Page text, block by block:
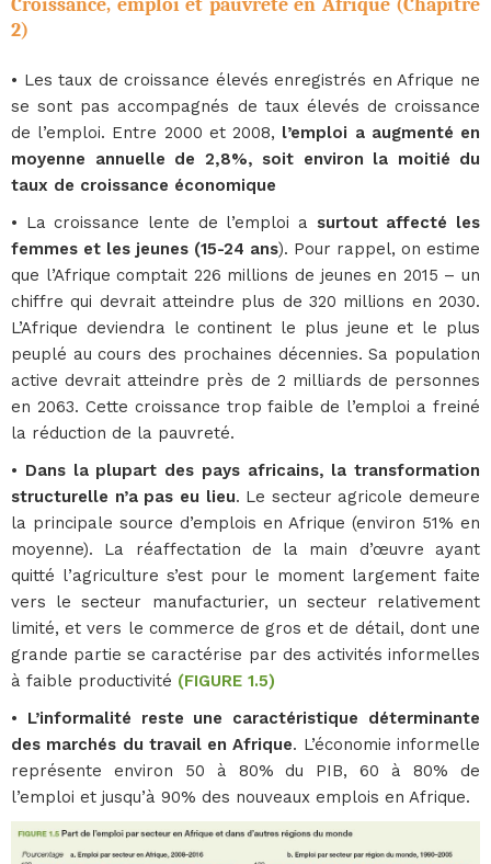
2)
• Les taux de croissance élevés enregistrés en Afrique ne
se sont pas accompagnés de taux élevés de croissance
de l’emploi. Entre 2000 et 2008, l’emploi a augmenté en
moyenne annuelle de 2,8%, soit environ la moitié du
taux de croissance économique
• La croissance lente de l’emploi a surtout affecté les
femmes et les jeunes (15-24 ans). Pour rappel, on estime
que l’Afrique comptait 226 millions de jeunes en 2015 – un
chiffre qui devrait atteindre plus de 320 millions en 2030.
L’Afrique deviendra le continent le plus jeune et le plus
peuplé au cours des prochaines décennies. Sa population
active devrait atteindre près de 2 milliards de personnes
en 2063. Cette croissance trop faible de l’emploi a freiné
la réduction de la pauvreté.
• Dans la plupart des pays africains, la transformation
structurelle n’a pas eu lieu. Le secteur agricole demeure
la principale source d’emplois en Afrique (environ 51% en
moyenne). La réaffectation de la main d’œuvre ayant
quitté l’agriculture s’est pour le moment largement faite
vers le secteur manufacturier, un secteur relativement
limité, et vers le commerce de gros et de détail, dont une
grande partie se caractérise par des activités informelles
à faible productivité (FIGURE 1.5)
• L’informalité reste une caractéristique déterminante
des marchés du travail en Afrique. L’économie informelle
représente environ 50 à 80% du PIB, 60 à 80% de
l’emploi et jusqu’à 90% des nouveaux emplois en Afrique.